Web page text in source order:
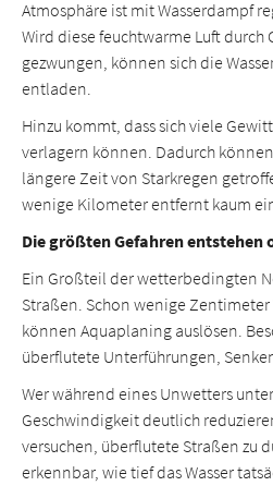
Atmosphäre ist mit Wasserdampf
Wird diese feuchtwarme Luft durch
gezwungen, können sich die
entladen.
Hinzu kommt, dass sich viele
verlagern können. Dadurch
längere Zeit von Starkregen
wenige Kilometer entfernt kaum
Die größten Gefahren
Ein Großteil der wetterbedingten
Straßen. Schon wenige Zentimeter
können Aquaplaning auslösen.
überflutete Unterführungen,
Wer während eines Unwetters
Geschwindigkeit deutlich
versuchen, überflutete Straßen zu
erkennbar, wie tief das Wasser